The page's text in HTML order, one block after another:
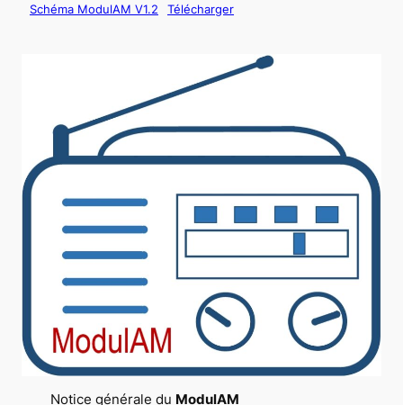
Schéma ModulAM V1.2 Télécharger
Notice générale du ModulAM